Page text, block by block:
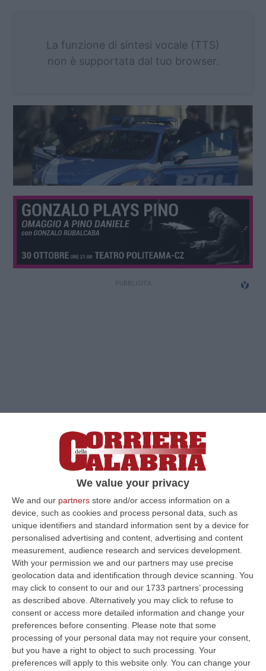
We value your privacy
We and our partners store and/or access information on a
device, such as cookies and process personal data, such as
unique identifiers and standard information sent by a device for
personalised advertising and content, advertising and content
measurement, audience research and services development.
With your permission we and our partners may use precise
geolocation data and identification through device scanning. You
may click to consent to our and our 1733 partners’ processing
as described above. Alternatively you may click to refuse to
consent or access more detailed information and change your
preferences before consenting.
Please note that some
processing of your personal data may not require your consent,
but you have a right to object to such processing. Your
preferences will apply to this website only. You can change your
La funzione di sintesi vocale (TTS)
non è supportata dal tuo browser.
Clicca e segui “Corriere della Calabria” su Google News
OSTIADue giovani sono stati arrestati con
l’accusa di aver abusato di una quindicenne
con problemi psichici. L’episodio risale a un
anno fa, quando la ragazzina sarebbe stata
violentata in un’auto a Ostia, dove era stata
portata dal suo fidanzato 16enne.